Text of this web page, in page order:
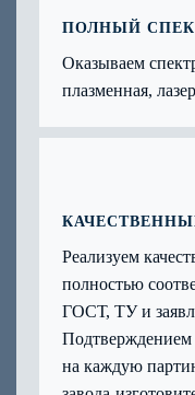
ПОЛНЫЙ
Оказываем
плазменная,
Реализуем
полностью
ГОСТ, ТУ и
Подтверждением
на каждую